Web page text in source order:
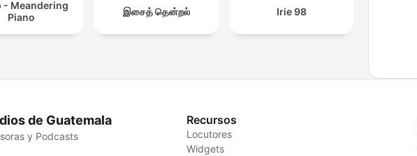
- Meandering
Piano
இசைத் தென்றல் Irie 98
de Guatemala
y Podcasts
Recursos
Locutores
Widgets